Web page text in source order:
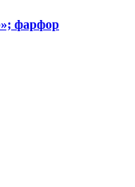
фарфор